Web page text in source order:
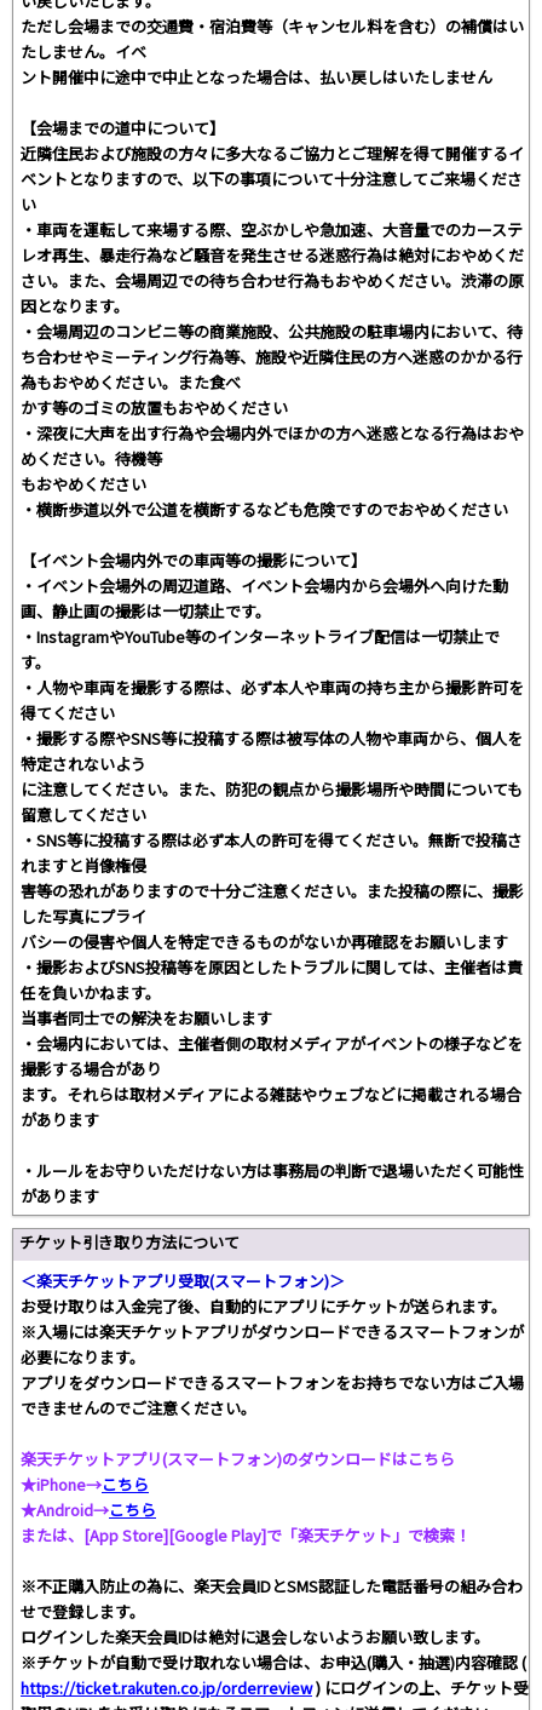
ただし会場までの交通費・宿泊費等（キャンセル料を含む）の補償はい
たしません。イベ
ント開催中に途中で中止となった場合は、払い戻しはいたしません
【会場までの道中について】
近隣住民および施設の方々に多大なるご協力とご理解を得て開催するイ
ベントとなりますので、以下の事項について十分注意してご来場くださ
い
・車両を運転して来場する際、空ぶかしや急加速、大音量でのカーステ
レオ再生、暴走行為など騒音を発生させる迷惑行為は絶対におやめくだ
さい。また、会場周辺での待ち合わせ行為もおやめください。渋滞の原
因となります。
・会場周辺のコンビニ等の商業施設、公共施設の駐車場内において、待
ち合わせやミーティング行為等、施設や近隣住民の方へ迷惑のかかる行
為もおやめください。また食べ
かす等のゴミの放置もおやめください
・深夜に大声を出す行為や会場内外でほかの方へ迷惑となる行為はおや
めください。待機等
もおやめください
・横断歩道以外で公道を横断するなども危険ですのでおやめください
【イベント会場内外での車両等の撮影について】
・イベント会場外の周辺道路、イベント会場内から会場外へ向けた動
画、静止画の撮影は一切禁止です。
・InstagramやYouTube等のインターネットライブ配信は一切禁止で
す。
・人物や車両を撮影する際は、必ず本人や車両の持ち主から撮影許可を
得てください
・撮影する際やSNS等に投稿する際は被写体の人物や車両から、個人を
特定されないよう
に注意してください。また、防犯の観点から撮影場所や時間についても
留意してください
・SNS等に投稿する際は必ず本人の許可を得てください。無断で投稿さ
れますと肖像権侵
害等の恐れがありますので十分ご注意ください。また投稿の際に、撮影
した写真にプライ
バシーの侵害や個人を特定できるものがないか再確認をお願いします
・撮影およびSNS投稿等を原因としたトラブルに関しては、主催者は責
任を負いかねます。
当事者同士での解決をお願いします
・会場内においては、主催者側の取材メディアがイベントの様子などを
撮影する場合があり
ます。それらは取材メディアによる雑誌やウェブなどに掲載される場合
があります
・ルールをお守りいただけない方は事務局の判断で退場いただく可能性
があります
チケット引き取り方法について
＜楽天チケットアプリ受取(スマートフォン)＞
お受け取りは入金完了後、自動的にアプリにチケットが送られます。
※入場には楽天チケットアプリがダウンロードできるスマートフォンが
必要になります。
アプリをダウンロードできるスマートフォンをお持ちでない方はご入場
できませんのでご注意ください。
楽天チケットアプリ(スマートフォン)のダウンロードはこちら
★iPhone→こちら
★Android→こちら
または、[App Store][Google Play]で「楽天チケット」で検索！
※不正購入防止の為に、楽天会員IDとSMS認証した電話番号の組み合わ
せで登録します。
ログインした楽天会員IDは絶対に退会しないようお願い致します。
※チケットが自動で受け取れない場合は、お申込(購入・抽選)内容確認 (
https://ticket.rakuten.co.jp/orderreview) にログインの上、チケット受